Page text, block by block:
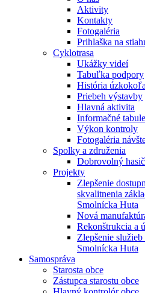
Aktivity
Kontakty
Fotogaléria
Prihlaška na
Cyklotrasa
Ukážky videí
Tabuľka podpory
História
Priebeh výstavby
Hlavná aktivita
Informačné tabule
Výkon kontroly
Fotogaléria
Spolky a združenia
Dobrovolný
Projekty
Zlepšenie
skvalitnenia
Smolnícka Huta
Nová
Rekonštrukcia a
Zlepšenie
Smolnícka Huta
Samospráva
Starosta obce
Zástupca starostu obce